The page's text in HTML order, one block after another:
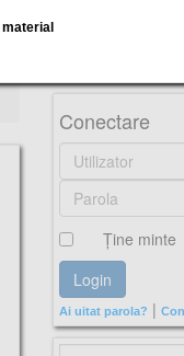
Conectare
Ţine minte
Ai uitat parola? |